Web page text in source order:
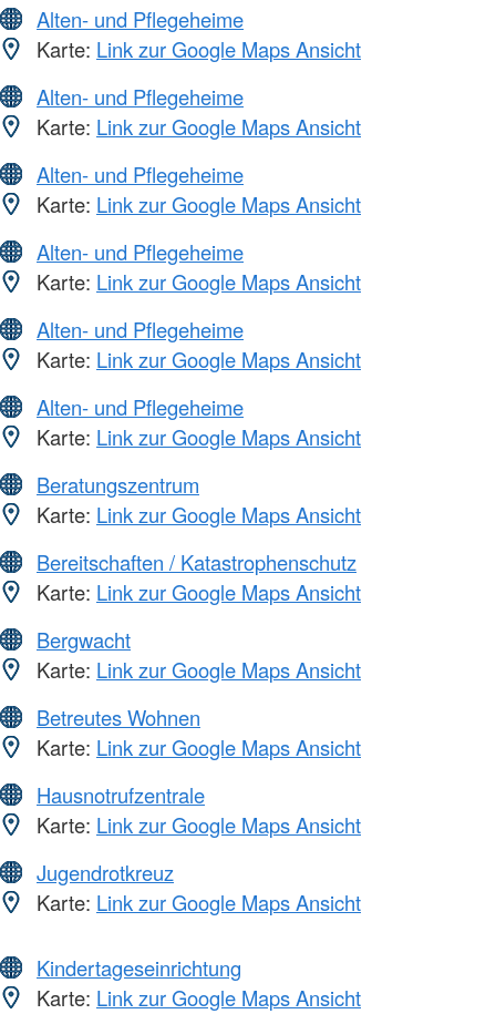
Alten- und Pflegeheime
Karte: Link zur Google Maps Ansicht
Alten- und Pflegeheime
Karte: Link zur Google Maps Ansicht
Alten- und Pflegeheime
Karte: Link zur Google Maps Ansicht
Alten- und Pflegeheime
Karte: Link zur Google Maps Ansicht
Alten- und Pflegeheime
Karte: Link zur Google Maps Ansicht
Alten- und Pflegeheime
Karte: Link zur Google Maps Ansicht
Beratungszentrum
Karte: Link zur Google Maps Ansicht
Bereitschaften / Katastrophenschutz
Karte: Link zur Google Maps Ansicht
Bergwacht
Karte: Link zur Google Maps Ansicht
Betreutes Wohnen
Karte: Link zur Google Maps Ansicht
Hausnotrufzentrale
Karte: Link zur Google Maps Ansicht
Jugendrotkreuz
Karte: Link zur Google Maps Ansicht
Kindertageseinrichtung
Karte: Link zur Google Maps Ansicht